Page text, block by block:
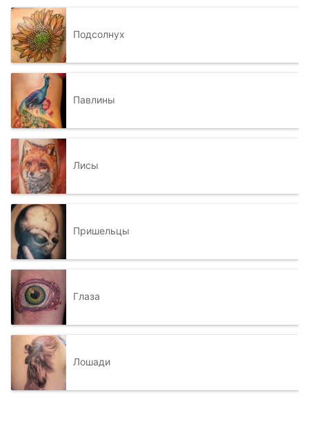
Подсолнух
Павлины
Лисы
Пришельцы
Глаза
Лошади